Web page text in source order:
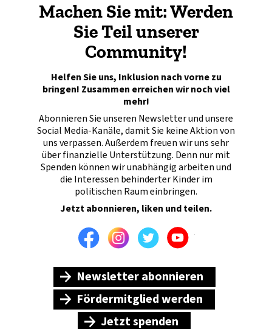
Machen Sie mit: Werden
Sie Teil unserer
Community!
Helfen Sie uns, Inklusion nach vorne zu
bringen! Zusammen erreichen wir noch viel
mehr!
Abonnieren Sie unseren Newsletter und unsere
Social Media-Kanäle, damit Sie keine Aktion von
uns verpassen. Außerdem freuen wir uns sehr
über finanzielle Unterstützung. Denn nur mit
Spenden können wir unabhängig arbeiten und
die Interessen behinderter Kinder im
politischen Raum einbringen.
Jetzt abonnieren, liken und teilen.
FacebookInstagramTwitterYoutube
Newsletter abonnieren
Fördermitglied werden
Jetzt spenden